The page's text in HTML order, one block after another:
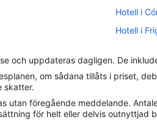
Hotell i
Hotell i
Hotell i
B&B i
och uppdateras dagligen. De
om sådana tillåts i priset,
skatter.
utan föregående meddelande.
för helt eller delvis